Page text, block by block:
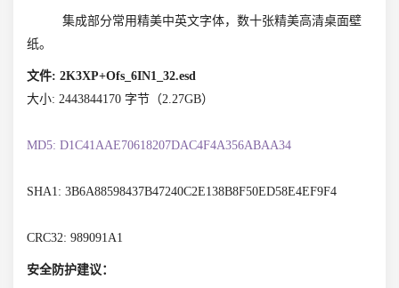
集成部分常用精美中英文字体，数十张精美高清桌面壁
纸。
文件: 2K3XP+Ofs_6IN1_32.esd
大小: 2443844170 字节（2.27GB）
MD5: D1C41AAE70618207DAC4F4A356ABAA34
SHA1: 3B6A88598437B47240C2E138B8F50ED58E4EF9F4
CRC32: 989091A1
安全防护建议：